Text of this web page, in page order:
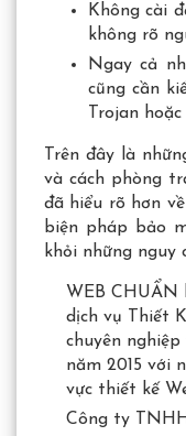
Không cài
không rõ
Ngay cả
cũng cần
Trojan hoặc
Trên đây là
và cách phòng
đã hiểu rõ hơn
biện pháp bảo
khỏi những nguy
WEB
dịch vụ Thiết
chuyên
năm 2015 với
vực thiết kế
Công ty